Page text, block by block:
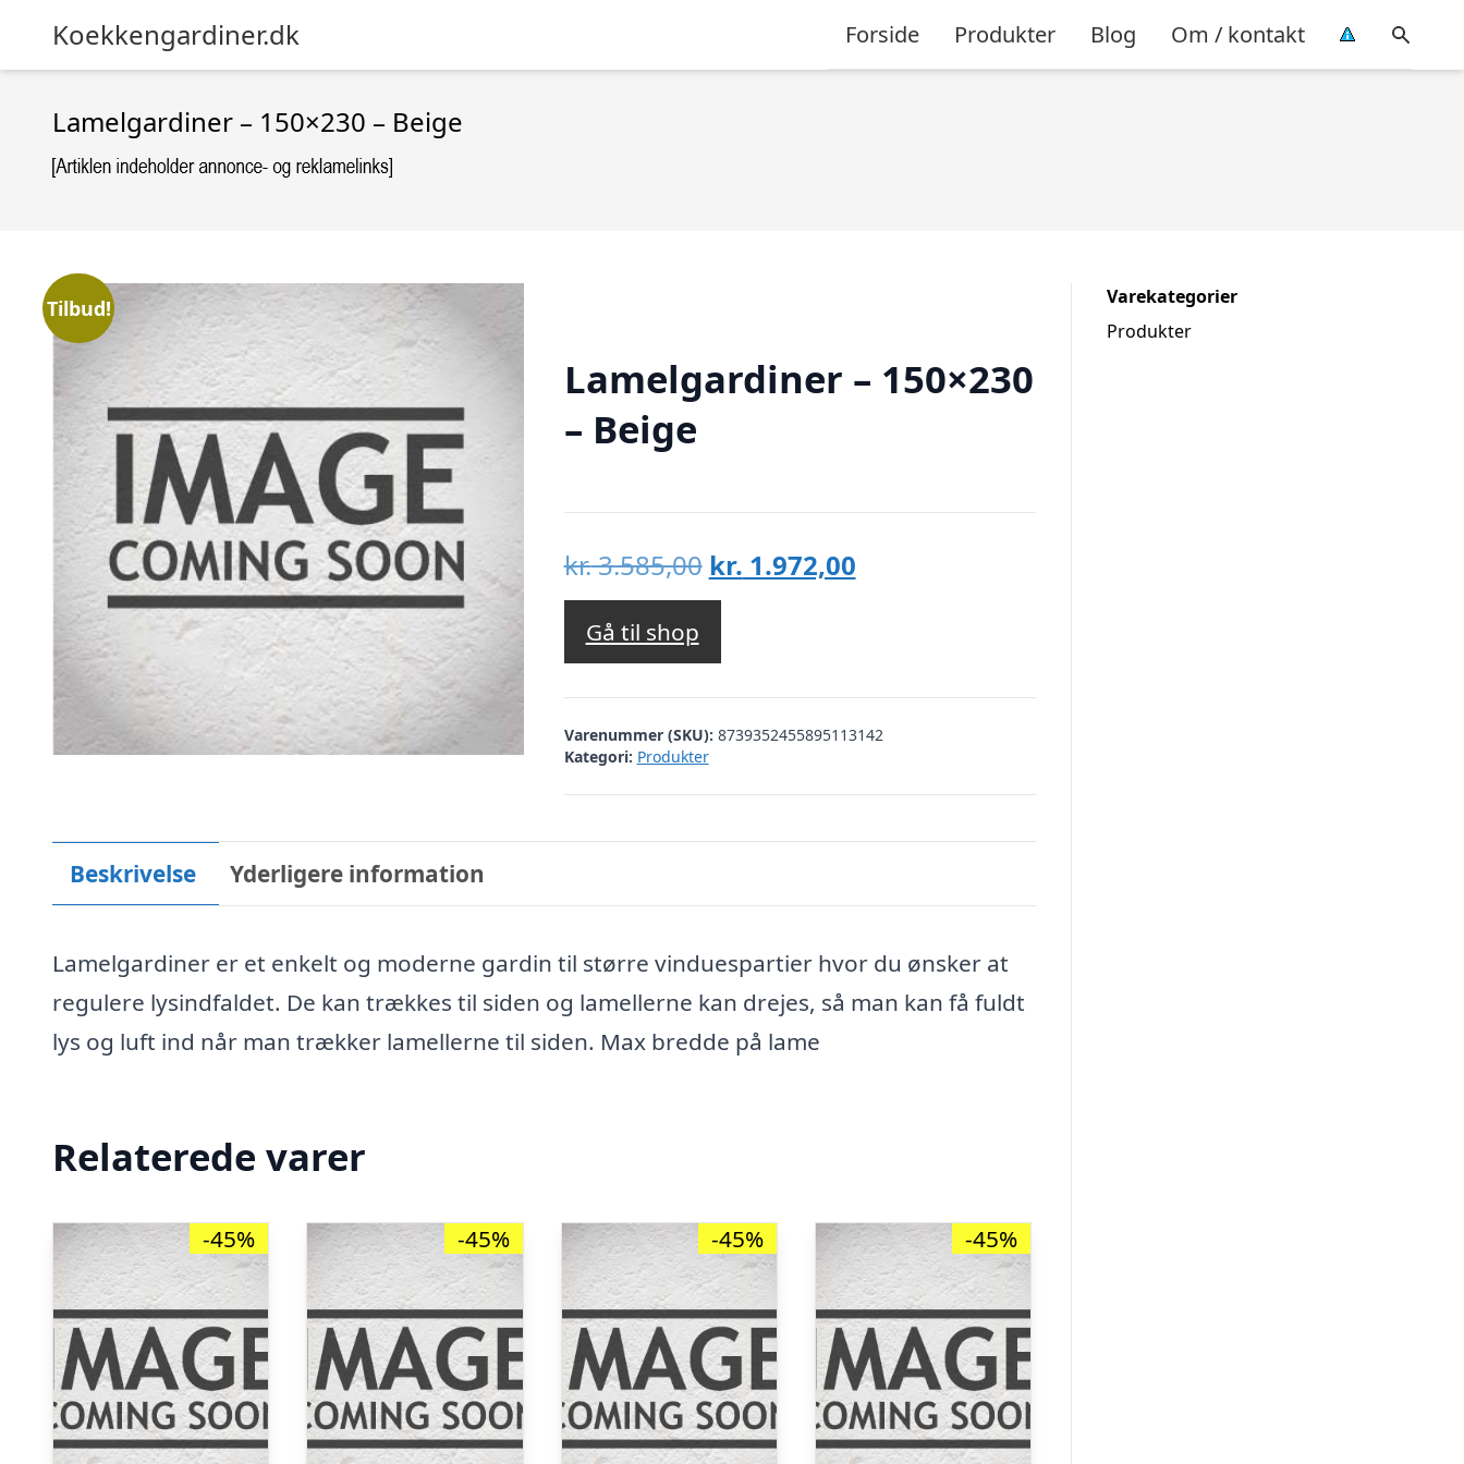
Koekkengardiner.dk Forside Produkter Blog Om / kontakt
Lamelgardiner – 150×230 – Beige
Tilbud!
Lamelgardiner – 150×230
– Beige
kr.3.585,00 Den
oprindelige
var:
kr. 3.585,00.
kr. 1.972,00Den
kr. 1.972,00.
Gå til shop
Varenummer (SKU): 8739352455895113142
Kategori: Produkter
Beskrivelse Yderligere information
Lamelgardiner er et enkelt og moderne gardin til større vinduespartier hvor du ønsker at
regulere lysindfaldet. De kan trækkes til siden og lamellerne kan drejes, så man kan få fuldt
lys og luft ind når man trækker lamellerne til siden. Max bredde på lame
Relaterede varer
-45% -45% -45% -45%
Varekategorier
Produkter